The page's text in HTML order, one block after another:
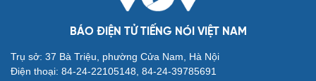
BÁO ĐIỆN TỬ TIẾNG NÓI VIỆT NAM
Trụ sở: 37 Bà Triệu, phường Cửa Nam, Hà Nội
Điện thoại: 84-24-22105148, 84-24-39785691